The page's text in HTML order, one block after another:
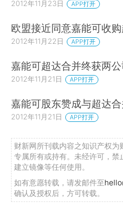
2012年11月23日 APP打开
欧盟接近同意嘉能可收
2012年11月22日 APP打开
嘉能可超达合并终获两
2012年11月21日 APP打开
嘉能可股东赞成与超达
2012年11月21日 APP打开
财新网所刊载内容之知识产权为
专属所有或持有。未经许可，禁
建立镜像等任何使用。
如有意愿转载，请发邮件至
确认及授权后，方可转载。